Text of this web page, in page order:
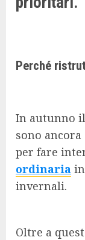
Perché
In autunno
sono
per fare
ordinaria
invernali.
Oltre a